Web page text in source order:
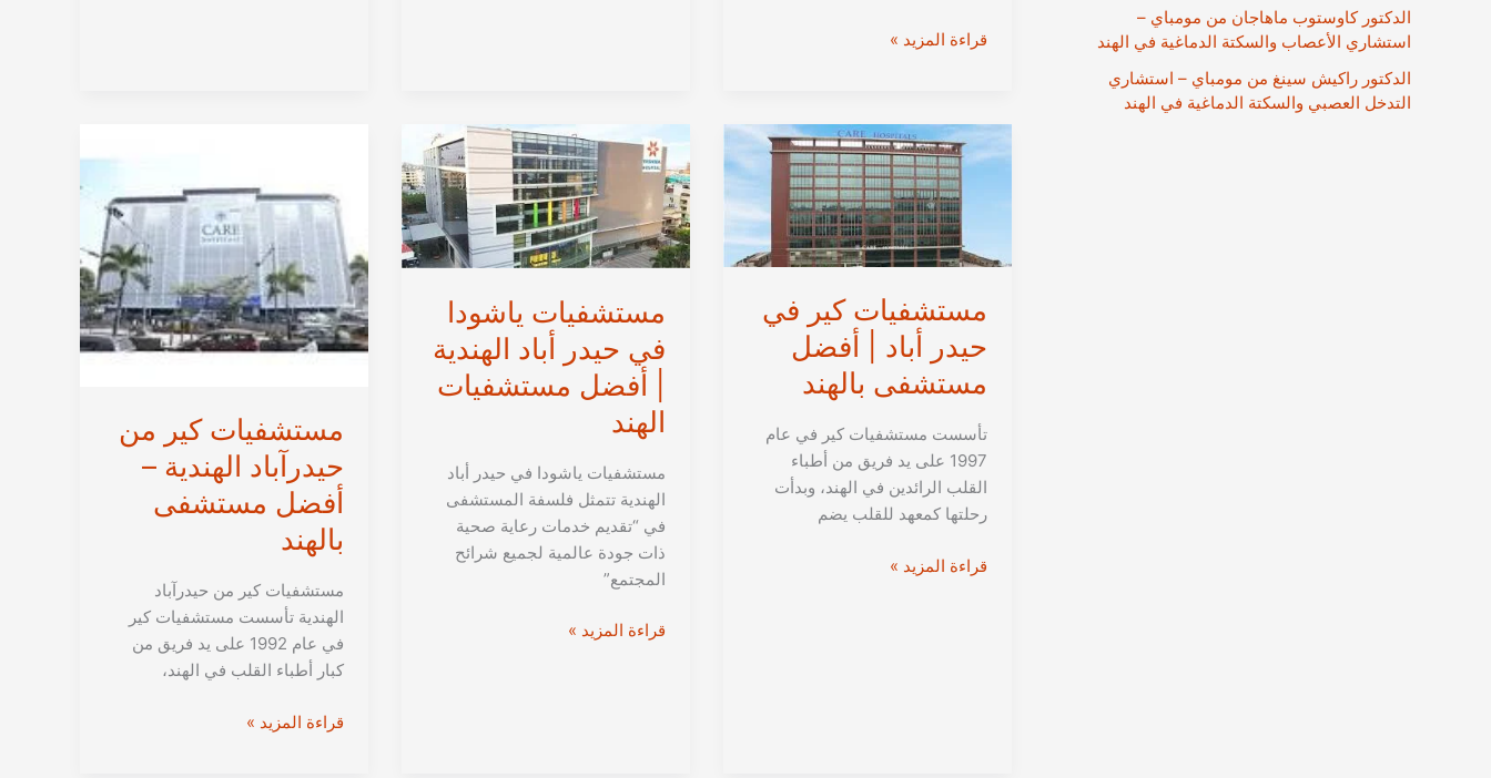
الدكتور كاوستوب ماهاجان من مومباي –
استشاري الأعصاب والسكتة الدماغية في الهند
الدكتور راكيش سينغ من مومباي – استشاري
التدخل العصبي والسكتة الدماغية في الهند
مستشفى
في
حيدراباد
أفضل
مستشفى
حيدرآباد
قراءة المزيد »
في
حيدرآباد
بالهند
مستشفى
في
حيدراباد
الهندية
مستشفيات كير في
حيدر أباد | أفضل
مستشفى بالهند
تأسست مستشفيات كير في عام
1997 على يد فريق من أطباء
القلب الرائدين في الهند، وبدأت
رحلتها كمعهد للقلب يضم
مستشفيات
قراءة المزيد »
مستشفيات ياشودا
في حيدر أباد الهندية
| أفضل مستشفيات
الهند
مستشفيات ياشودا في حيدر أباد
الهندية تتمثل فلسفة المستشفى
في “تقديم خدمات رعاية صحية
ذات جودة عالمية لجميع شرائح
المجتمع”
مستشفيات
قراءة المزيد »
مستشفيات كير من
حيدرآباد الهندية –
أفضل مستشفى
بالهند
مستشفيات كير من حيدرآباد
الهندية تأسست مستشفيات كير
في عام 1992 على يد فريق من
كبار أطباء القلب في الهند،
مستشفيات
قراءة المزيد »